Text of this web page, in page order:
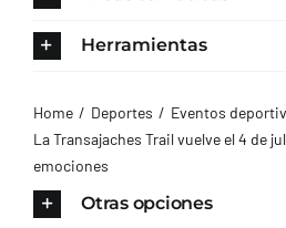
AYUNTAMIENTO
Herramientas
Home Deportes
Eventos
La Transajaches Trail vuelve el 4 de
emociones
Otras opciones